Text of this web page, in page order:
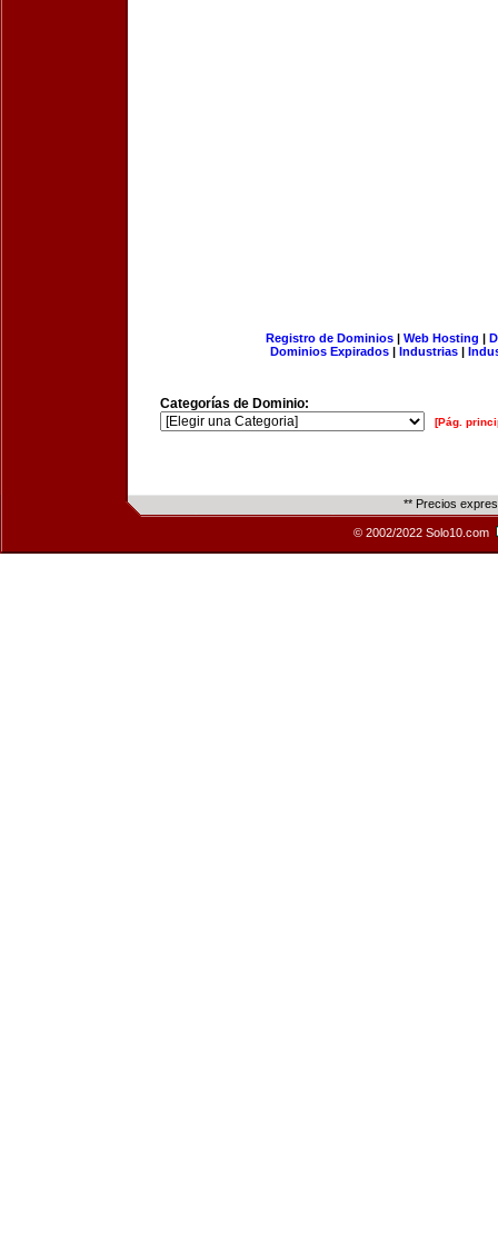
Registro de Dominios| Web Hosting |
Dominios Expirados | Industrias |
Categorías de Dominio:
[Pág.
** Precios
© 2002/2022 Solo10.com